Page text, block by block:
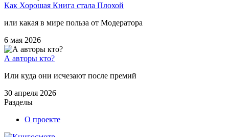
Как Хорошая Книга стала Плохой
или какая в мире польза от Модератора
6 мая 2026
А авторы кто?
Или куда они исчезают после премий
30 апреля 2026
Разделы
О проекте